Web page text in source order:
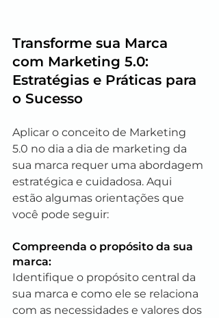
Transforme sua Marca
com Marketing 5.0:
Estratégias e Práticas para
o Sucesso
Aplicar o conceito de Marketing
5.0 no dia a dia de marketing da
sua marca requer uma abordagem
estratégica e cuidadosa. Aqui
estão algumas orientações que
você pode seguir:
Compreenda o propósito da sua
marca:
Identifique o propósito central da
sua marca e como ele se relaciona
com as necessidades e valores dos